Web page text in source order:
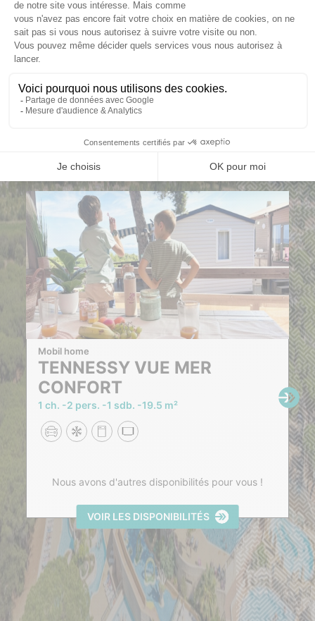
ICI
ICI
NOS AUTRES
HÉBERGEMENTS
VOIR LES DISPONIBILITÉS
Mobil home
TENNESSY VUE MER
CONFORT
1 ch. 2 pers. 1 sdb. 19.5 m²
Nous avons d'autres disponibilités pour vous !